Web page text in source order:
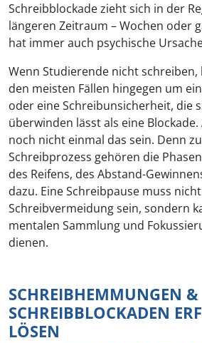
Schreibblockade zieht sich in der
längeren Zeitraum – Wochen oder
hat immer auch psychische
Wenn Studierende nicht schreiben,
den meisten Fällen hingegen um
oder eine Schreibunsicherheit, die
überwinden lässt als eine
noch nicht einmal das sein. Denn
Schreibprozess gehören die
des Reifens, des Abstand-
dazu. Eine Schreibpause muss
Schreibvermeidung sein, sondern
mentalen Sammlung und
dienen.
SCHREIBHEMMUNGEN &
SCHREIBBLOCKADEN
LÖSEN